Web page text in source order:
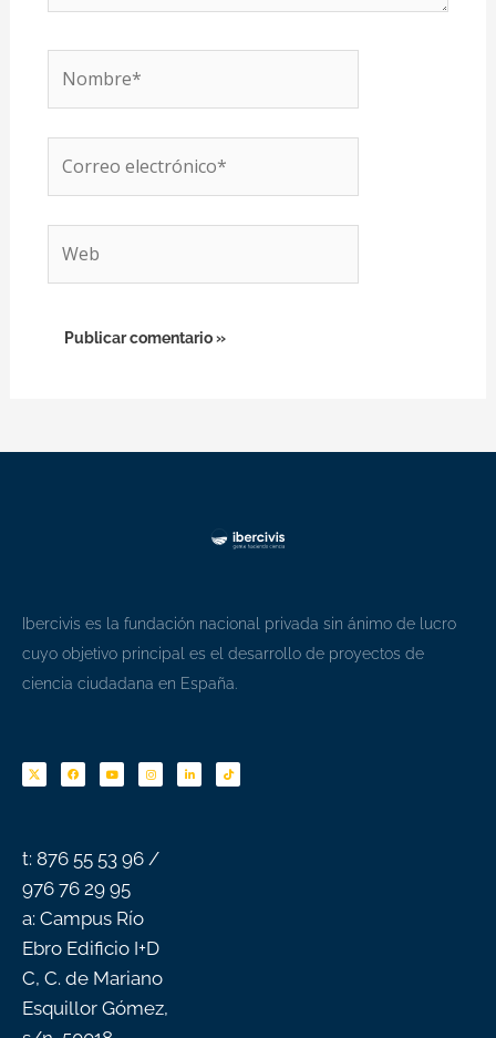
Ibercivis es la fundación nacional privada sin ánimo de lucro
cuyo objetivo principal es el desarrollo de proyectos de
ciencia ciudadana en España.
c
e
b
u
t
u
s
t
a
n
k
e
k
t
o
t: 876 55 53 96 /
976 76 29 95
a: Campus Río
Ebro Edificio I+D
C, C. de Mariano
Esquillor Gómez,